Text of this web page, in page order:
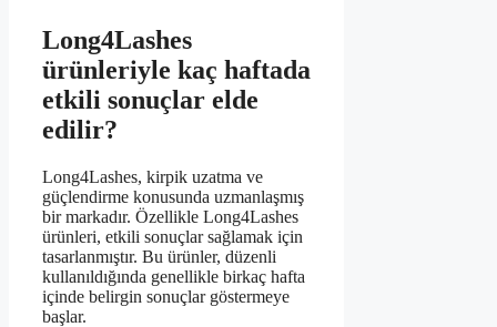
Long4Lashes
ürünleriyle kaç haftada
etkili sonuçlar elde
edilir?
Long4Lashes, kirpik uzatma ve
güçlendirme konusunda uzmanlaşmış
bir markadır. Özellikle Long4Lashes
ürünleri, etkili sonuçlar sağlamak için
tasarlanmıştır. Bu ürünler, düzenli
kullanıldığında genellikle birkaç hafta
içinde belirgin sonuçlar göstermeye
başlar.